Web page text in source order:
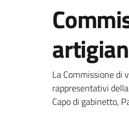
Dettagli
La Commissione di
rappresentativi
Capo di gabinetto,